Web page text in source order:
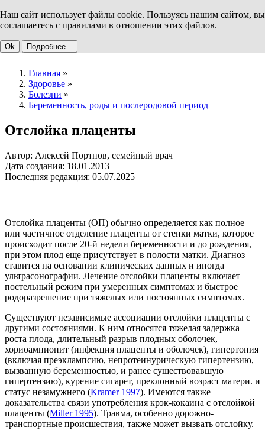
Наш сайт использует файлы cookie. Пользуясь нашим сайтом, вы
соглашаетесь с правилами в отношении этих файлов.
Ok Подробнее...
Главная »
Здоровье »
Болезни »
Беременность, роды и послеродовой период
Отслойка плаценты
Автор: Алексей Портнов, семейный врач
Дата создания: 18.01.2013
Последняя редакция: 05.07.2025
Отслойка плаценты (ОП) обычно определяется как полное
или частичное отделение плаценты от стенки матки, которое
происходит после 20-й недели беременности и до рождения,
при этом плод еще присутствует в полости матки. Диагноз
ставится на основании клинических данных и иногда
ультрасонографии. Лечение отслойки плаценты включает
постельный режим при умеренных симптомах и быстрое
родоразрешение при тяжелых или постоянных симптомах.
Существуют независимые ассоциации отслойки плаценты с
другими состояниями. К ним относятся тяжелая задержка
роста плода, длительный разрыв плодных оболочек,
хориоамнионит (инфекция плаценты и оболочек), гипертония
(включая преэклампсию, непротеинурическую гипертензию,
вызванную беременностью, и ранее существовавшую
гипертензию), курение сигарет, преклонный возраст матери. и
статус незамужнего (Kramer 1997). Имеются также
доказательства связи употребления крэк-кокаина с отслойкой
плаценты (Miller 1995). Травма, особенно дорожно-
транспортные происшествия, также может вызвать отслойку.